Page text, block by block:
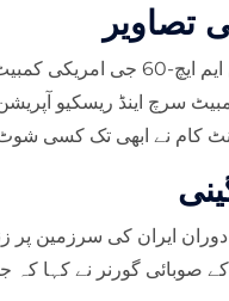
تصاویر
سرچ اینڈ ریسکیو
کام نے ابھی تک کسی
ایران کی سرزمین پر
کے صوبائی گورنر نے کہا